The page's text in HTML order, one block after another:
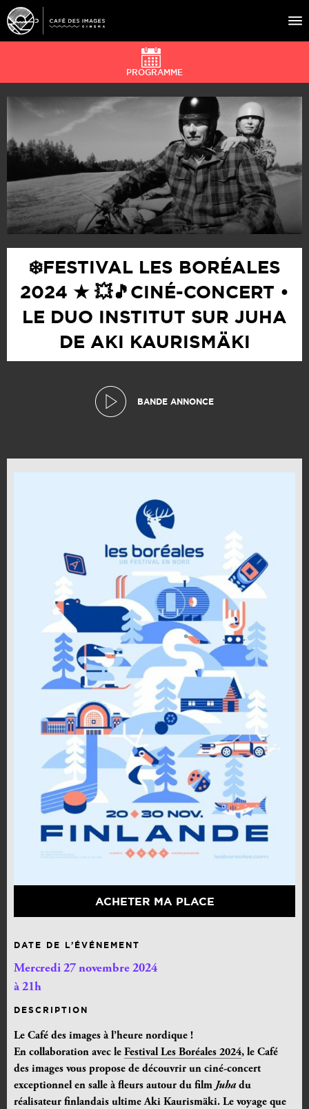
À L’AFFICHE
ÉVÉNEMENTS
CAFÉ DU CINÉ
PRATIQUE
ÉDUCATION AUX IMAGES
PROGRAMME
❄️FESTIVAL LES BORÉALES
2024 ★ 💥🎵CINÉ-CONCERT •
LE DUO INSTITUT SUR JUHA
DE AKI KAURISMÄKI
BANDE ANNONCE
ACHETER MA PLACE
DATE DE L’ÉVÉNEMENT
Mercredi 27 novembre 2024
à 21h
DESCRIPTION
Le Café des images à l’heure nordique !
En collaboration avec le Festival Les Boréales 2024, le Café
des images vous propose de découvrir un ciné-concert
exceptionnel en salle à fleurs autour du film Juha du
réalisateur finlandais ultime Aki Kaurismäki. Le voyage que